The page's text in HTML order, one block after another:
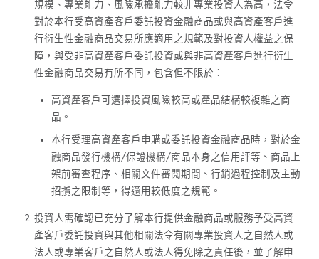
規模、專業能力、風險承擔能力較非專業投資人為高，法令
對於本行受高資產客戶委託投資金融商品或與高資產客戶進
行衍生性金融商品交易所應適用之規範及對投資人權益之保
障，與受非高資產客戶委託投資或與非高資產客戶進行衍生
性金融商品交易有所不同，包含但不限於：
高資產客戶可選擇投資風險較高或產品結構較複雜之商
品。
本行受理高資產客戶申購或委託投資金融商品時，對於金
融商品發行機構/保證機構/商品本身之信用評等、商品上
架前審查程序、相關文件審閱期間、行銷過程控制及主動
招攬之限制等，得適用較低度之規範。
投資人需確認已充分了解本行提供金融商品或服務予受高資
產客戶委託投資與其他相關法令有關專業投資人之自然人或
法人或專業客戶之自然人或法人得免除之責任後，並了解申